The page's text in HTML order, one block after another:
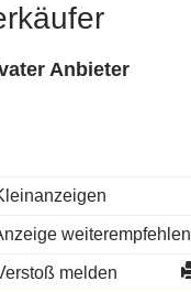
Anbieter
weiterempfehlen
melden